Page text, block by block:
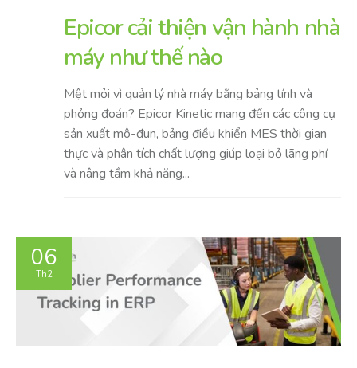
Epicor cải thiện vận hành nhà
máy như thế nào
Mệt mỏi vì quản lý nhà máy bằng bảng tính và
phỏng đoán? Epicor Kinetic mang đến các công cụ
sản xuất mô-đun, bảng điều khiển MES thời gian
thực và phân tích chất lượng giúp loại bỏ lãng phí
và nâng tầm khả năng...
06
Th2